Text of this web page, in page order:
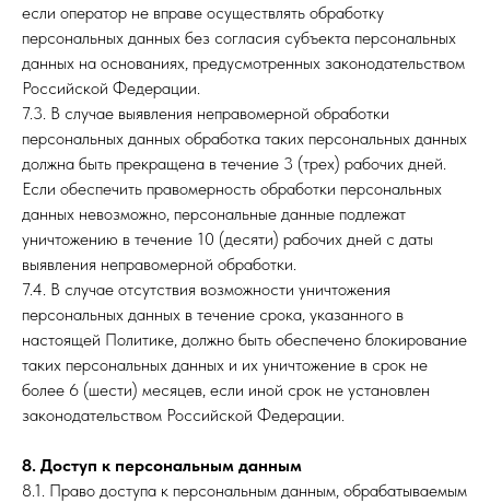
если оператор не вправе осуществлять обработку
персональных данных без согласия субъекта персональных
данных на основаниях, предусмотренных законодательством
Российской Федерации.
7.3. В случае выявления неправомерной обработки
персональных данных обработка таких персональных данных
должна быть прекращена в течение 3 (трех) рабочих дней.
Если обеспечить правомерность обработки персональных
данных невозможно, персональные данные подлежат
уничтожению в течение 10 (десяти) рабочих дней с даты
выявления неправомерной обработки.
7.4. В случае отсутствия возможности уничтожения
персональных данных в течение срока, указанного в
настоящей Политике, должно быть обеспечено блокирование
таких персональных данных и их уничтожение в срок не
более 6 (шести) месяцев, если иной срок не установлен
законодательством Российской Федерации.
8. Доступ к персональным данным
8.1. Право доступа к персональным данным, обрабатываемым